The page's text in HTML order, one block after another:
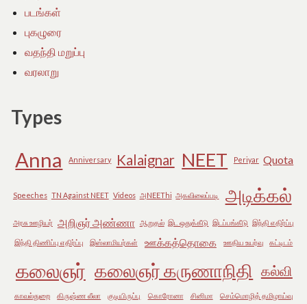
படங்கள்
புகழுரை
வதந்தி மறுப்பு
வரலாறு
Types
Anna Anniversary Kalaignar NEET Periyar Quota
Speeches TN Against NEET Videos அNEEThi அகவிலைப்படி அடிக்கல்
அரசு ஊழியர் அறிஞர் அண்ணா ஆறுதல் இட ஒதுக்கீடு இடப்பங்கீடு இந்தி எதிர்ப்பு
இந்தி திணிப்பு எதிர்ப்பு இஸ்லாமியர்கள் ஊக்கத்தொகை ஊதிய உயர்வு கட்டிடம்
கலைஞர் கலைஞர் கருணாநிதி கல்வி
காவல்துறை கிருஷ்ண லீலா குடியிருப்பு கொரோனா சினிமா செம்மொழித் தமிழாய்வு